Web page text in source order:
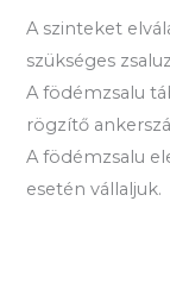
A szinteket
szükséges
A födémzsalu
rögzítő
A födémzsalu
esetén vállaljuk.